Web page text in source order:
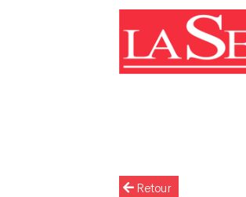
Retour